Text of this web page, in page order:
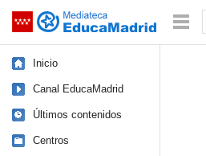
Saltar navegación
Inicio
Canal EducaMadrid
Últimos contenidos
Centros